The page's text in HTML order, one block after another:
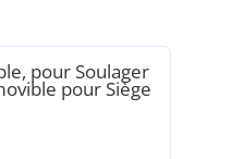
pour Soulager
pour Siège